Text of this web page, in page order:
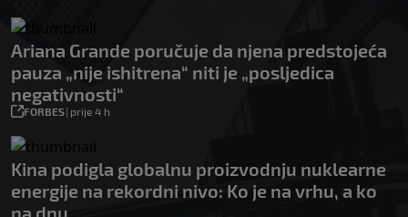
Ariana Grande poručuje da njena predstojeća
pauza „nije ishitrena“ niti je „posljedica
negativnosti“
FORBES| prije 4 h
Kina podigla globalnu proizvodnju nuklearne
energije na rekordni nivo: Ko je na vrhu, a ko
na dnu